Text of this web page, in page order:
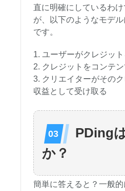
直に明確にしているわ
が、以下のようなモデ
です。
ユーザーがクレジッ
クレジットをコンテ
クリエイターがその
収益として受け取る
PDing
か？
簡単に答えると？一般